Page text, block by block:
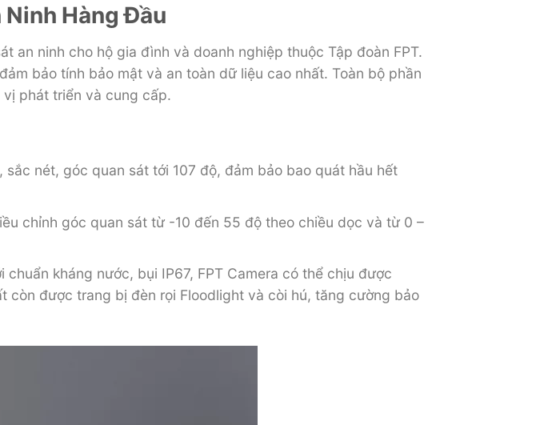
Ninh Hàng Đầu
an ninh cho hộ gia đình và doanh nghiệp thuộc Tập đoàn FPT.
bảo tính bảo mật và an toàn dữ liệu cao nhất. Toàn bộ phần
phát triển và cung cấp.
sắc nét, góc quan sát tới 107 độ, đảm bảo bao quát hầu hết
chỉnh góc quan sát từ -10 đến 55 độ theo chiều dọc và từ 0 –
chuẩn kháng nước, bụi IP67, FPT Camera có thể chịu được
còn được trang bị đèn rọi Floodlight và còi hú, tăng cường bảo